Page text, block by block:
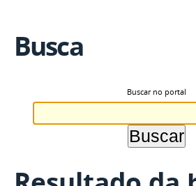
Busca
Buscar no portal